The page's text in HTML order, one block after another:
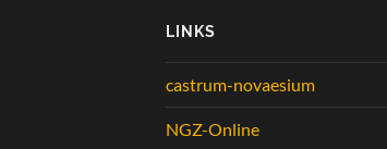
LINKS
castrum-novaesium
NGZ-Online